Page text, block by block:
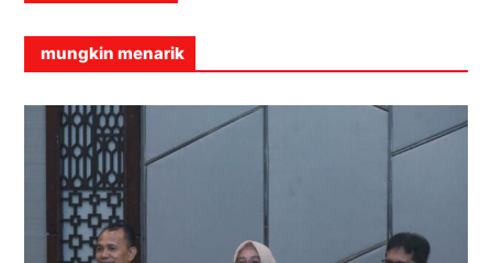
mungkin menarik